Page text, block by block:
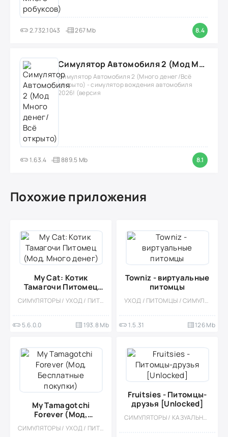
2.732.1043 267 Mb 8.4
Симулятор Автомобиля 2 (Мод Много денег/Всё открыто)
Симулятор Автомобиля 2 (Много денег/Всё
открыто) - симулятор вождения автомобиля
2026! (версия
1.63.4 889.5 Mb 8.1
Похожие приложения
My Cat: Котик
Тамагочи Питомец
(Мод, Много денег)СИМУЛЯТОРЫ / УХОД / ПИТОМЦЫ / КАЗУАЛЬНЫЕ / ПО МУЛЬТФИЛЬМАМ / ОДНОПОЛЬЗОВАТЕЛЬСКИЕ / СТИЛИЗАЦИЯ / ОФЛАЙН / ДЛЯ ДЕТЕЙ / МИЛАЯ / ВЕСЁЛАЯ
5.6.0.0 193.8 Mb
Towniz - виртуальные
питомцы
УХОД / ПИТОМЦЫ / СИМУЛЯТОРЫ / ПЛАТФОРМЕРЫ / АРКАДЫ / МИЛАЯ / ДЕВОЧКАМ / ОФЛАЙН / ОДНОПОЛЬЗОВАТЕЛЬСКИЕ / КАЗУАЛЬНЫЕ / СТИЛИЗАЦИЯ / ПО МУЛЬТФИЛЬМАМ / БЕЗ КЕША / РАЗВИВАЮЩИЕ / РАЗВЛЕЧЕНИЯ
1.5.31 126 Mb
My Tamagotchi
Forever (Мод,
Бесплатные покупки)СИМУЛЯТОРЫ / УХОД / ПИТОМЦЫ / КАЗУАЛЬНЫЕ / ОДНОПОЛЬЗОВАТЕЛЬСКИЕ / СТИЛИЗАЦИЯ / ПО МУЛЬТФИЛЬМАМ / ОФЛАЙН
Fruitsies - Питомцы-
друзья [Unlocked]
СИМУЛЯТОРЫ / КАЗУАЛЬНЫЕ / УХОД / ОДНОПОЛЬЗОВАТЕЛЬСКИЕ / ДЛЯ ДЕТЕЙ / ДЕВОЧКАМ / МОД / МАЛЕНЬКАЯ / СТИЛИЗАЦИЯ / ПО МУЛЬТФИЛЬМАМ / ПИТОМЦЫ